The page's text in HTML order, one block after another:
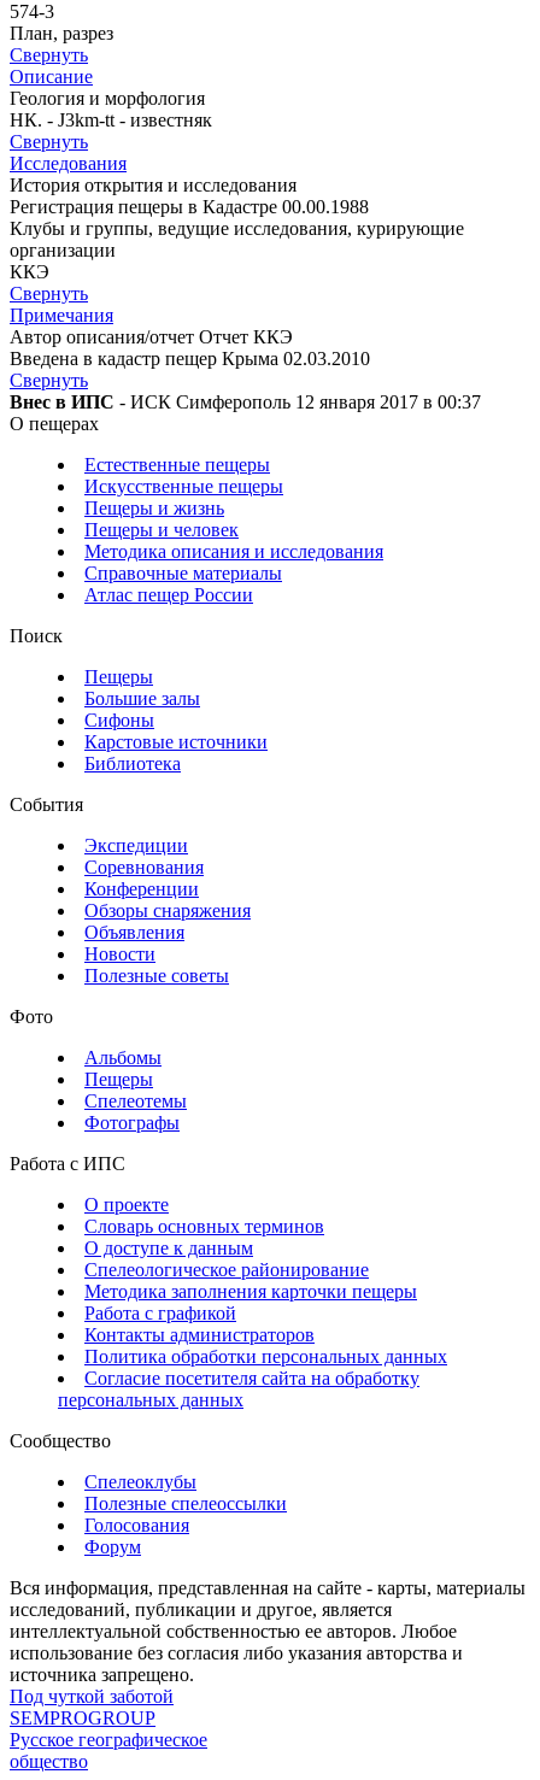
574-3
План, разрез
Свернуть
Описание
Геология и морфология
НК. - J3km-tt - известняк
Свернуть
Исследования
История открытия и исследования
Регистрация пещеры в Кадастре 00.00.1988
Клубы и группы, ведущие исследования, курирующие
организации
ККЭ
Свернуть
Примечания
Автор описания/отчет Отчет ККЭ
Введена в кадастр пещер Крыма 02.03.2010
Свернуть
Внес в ИПС - ИСК Симферополь 12 января 2017 в 00:37
О пещерах
Естественные пещеры
Искусственные пещеры
Пещеры и жизнь
Пещеры и человек
Методика описания и исследования
Справочные материалы
Атлас пещер России
Поиск
Пещеры
Большие залы
Сифоны
Карстовые источники
Библиотека
События
Экспедиции
Соревнования
Конференции
Обзоры снаряжения
Объявления
Новости
Полезные советы
Фото
Альбомы
Пещеры
Спелеотемы
Фотографы
Работа с ИПС
О проекте
Словарь основных терминов
О доступе к данным
Спелеологическое районирование
Методика заполнения карточки пещеры
Работа с графикой
Контакты администраторов
Политика обработки персональных данных
Согласие посетителя сайта на обработку
персональных данных
Сообщество
Спелеоклубы
Полезные спелеоссылки
Голосования
Форум
Вся информация, представленная на сайте - карты, материалы
исследований, публикации и другое, является
интеллектуальной собственностью ее авторов. Любое
использование без согласия либо указания авторства и
источника запрещено.
Под чуткой заботой
SEMPROGROUP
Русское географическое
общество